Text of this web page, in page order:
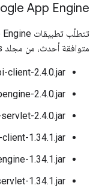
App Engine
متوافقة أحدث، من مجلد libs:
client-2.4.0.jar
2.4.0.jar
2.4.0.jar
1.34.1.jar
1.34.1.jar
1.34.1.jar